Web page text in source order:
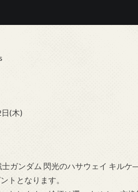
(木)
ガンダム 閃光のハサウェイ キル
トとなります。